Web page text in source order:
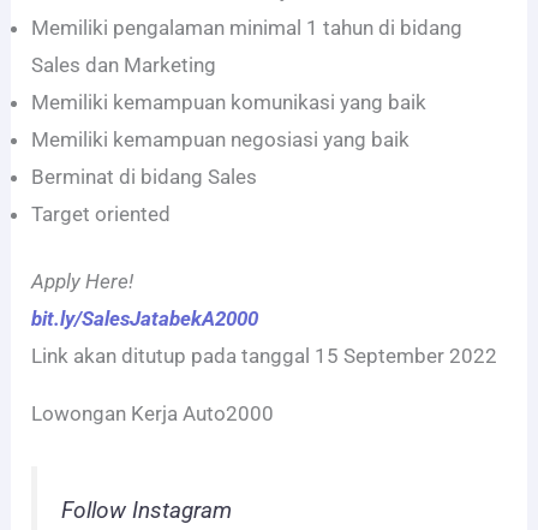
Memiliki pengalaman minimal 1 tahun di bidang
Sales dan Marketing
Memiliki kemampuan komunikasi yang baik
Memiliki kemampuan negosiasi yang baik
Berminat di bidang Sales
Target oriented
Apply Here!
bit.ly/SalesJatabekA2000
Link akan ditutup pada tanggal 15 September 2022
Lowongan Kerja Auto2000
Follow Instagram